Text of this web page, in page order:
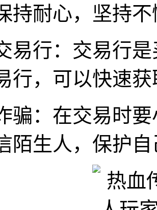
持耐心，坚持
易行：交易行
行，可以快速
骗：在交易时
陌生人，保护